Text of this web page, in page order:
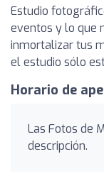
Estudio
eventos y lo que
inmortalizar tus
el estudio sólo
Horario de
Las Fotos de
descripción.